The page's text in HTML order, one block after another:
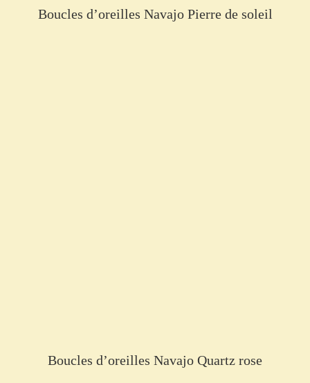
Boucles d’oreilles Navajo Pierre de soleil
€
Boucles d’oreilles Navajo Quartz rose
€